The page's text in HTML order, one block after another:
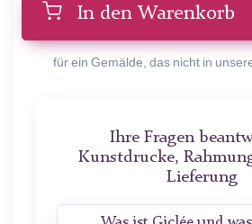
In den Warenkorb
für ein Gemälde, das nicht in
Ihre Fragen
Kunstdrucke,
Lieferung